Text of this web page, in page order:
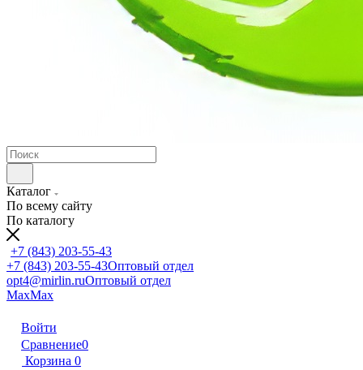
Каталог
По всему сайту
По каталогу
+7 (843) 203-55-43
+7 (843) 203-55-43Оптовый отдел
opt4@mirlin.ruОптовый отдел
MaxMax
Войти
Сравнение0
Корзина 0